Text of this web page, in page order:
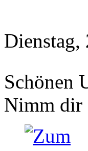
Dienstag,
Schönen
Nimm dir